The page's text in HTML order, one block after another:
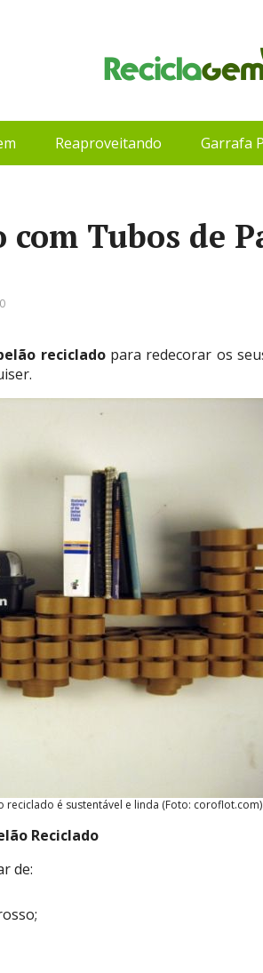
Reaproveitando Garrafa
com Tubos de
recicladopara redecorar os
é sustentável e linda (Foto: coroflot.com)
Reciclado
de: